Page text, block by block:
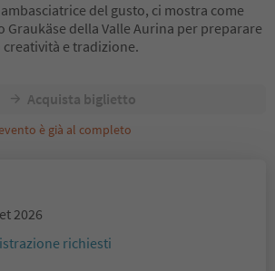
del gusto, ci mostra come
Graukäse della Valle Aurina per preparare
e tradizione.
Acquista biglietto
è già al completo
2026
richiesti